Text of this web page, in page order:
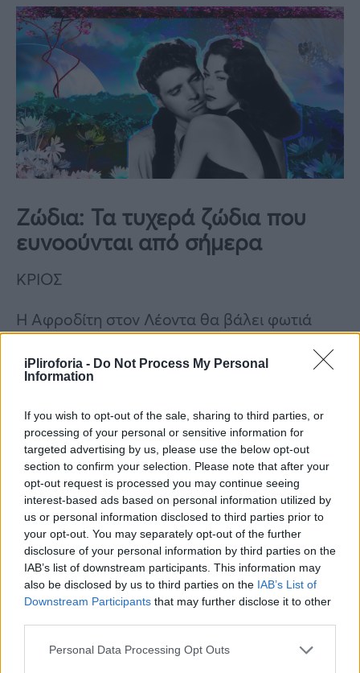
iPliroforia - Do Not Process My Personal
Information
If you wish to opt-out of the sale, sharing to third parties, or
processing of your personal or sensitive information for
targeted advertising by us, please use the below opt-out
section to confirm your selection. Please note that after your
opt-out request is processed you may continue seeing
interest-based ads based on personal information utilized by
us or personal information disclosed to third parties prior to
your opt-out. You may separately opt-out of the further
disclosure of your personal information by third parties on the
IAB’s list of downstream participants. This information may
also be disclosed by us to third parties on the IAB’s List of
Downstream Participants that may further disclose it to other
Personal Data Processing Opt Outs
Ζώδια: Τα τυχερά ζώδια που
ευνοούνται από σήμερα
ΚΡΙΟΣ
Η Αφροδίτη στον Λέοντα θα βάλει φωτιά
σχέσεις σας με έξαψη και ενθουσιασμό. Η
σιγουριά και τόλμη και δεν θα διστάσετε να
διεκδικήσετε το αντικείμενο του πόθου σας
και να εκφράσετε το ερωτικό σας
ενδιαφέρον με αμεσότητα. Μπορεί τώρα να
μην είστε έτοιμοι να δεσμευτείτε και να
ξεκινήσετε μια καινούρια σχέση, όμως θα
νιώσετε έντονη την ανάγκη να φλερτάρετε,
να περάσετε καλά και να δώσετε
προτεραιότητα στις προσωπικές σας
επιθυμίες. Εάν είστε αδέσμευτοι,
ετοιμαστείτε να ζήσετε έντονες στιγμές και